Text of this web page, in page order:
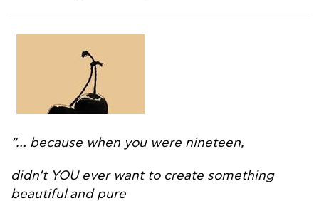
“… because when you were nineteen,
didn’t YOU ever want to create something
beautiful and pure